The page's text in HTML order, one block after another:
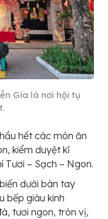
Gia là nơi hội tụ
hết các món ăn
kiểm duyệt kĩ
– Sạch – Ngon.
dưới bàn tay
bếp giàu kinh
tươi ngon, tròn vị,